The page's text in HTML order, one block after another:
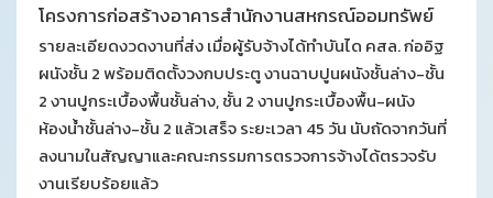
โครงการก่อสร้างอาคารสำนักงานสหกรณ์ออมทรัพย์
ตำรวจภูธรจังหวัดอุตรดิตถ์ จำกัด
รายละเอียดงวดงานที่ส่ง เมื่อผู้รับจ้างได้ทำบันได คสล. ก่ออิฐ
ผนังชั้น 2 พร้อมติดตั้งวงกบประตู งานฉาบปูนผนังชั้นล่าง-ชั้น
2 งานปูกระเบื้องพื้นชั้นล่าง, ชั้น 2 งานปูกระเบื้องพื้น-ผนัง
ห้องน้ำชั้นล่าง-ชั้น 2 แล้วเสร็จ ระยะเวลา 45 วัน นับถัดจากวันที่
ลงนามในสัญญาและคณะกรรมการตรวจการจ้างได้ตรวจรับ
งานเรียบร้อยแล้ว